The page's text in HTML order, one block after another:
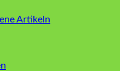
Artikeln